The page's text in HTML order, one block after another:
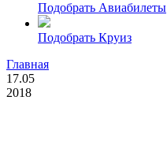
Подобрать Авиабилеты
Подобрать Круиз
Главная
17.05
2018